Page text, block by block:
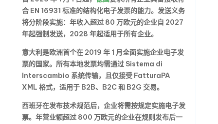
合 EN 16931 标准的结构化电子发票的能力。发送义务
将分阶段实施：年收入超过 80 万欧元的企业自 2027
年起强制发送，2028 年起适用于所有企业。
意大利是欧洲首个在 2019 年 1 月全面实施企业电子发
票的国家。所有本地发票均需通过 Sistema di
Interscambio 系统传输，且仅接受 FatturaPA
XML 格式，适用于 B2B、B2C 和 B2G 交易。
西班牙在发布技术规范后，企业将需按规定实施电子发
票。年营业额超过 800 万欧元的企业在规则发布后一